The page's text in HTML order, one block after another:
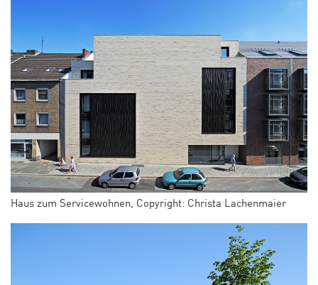
Haus zum Servicewohnen, Copyright: Christa Lachenmaier